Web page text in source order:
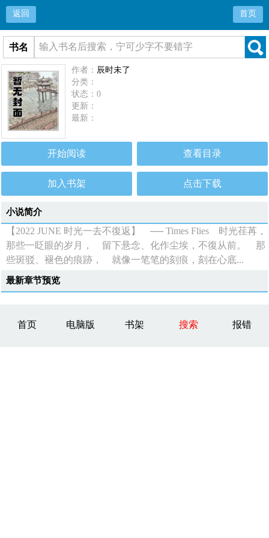
返回 首页
书名
作者： 辰时未了
分类：
状态：0
更新：
最新：
开始阅读 查看目录
加入书架 点击下载
小说简介
【2022 JUNE 时光一去不復返】 ── Times Flies 时光荏苒，
那些一眨眼的岁月， 留下悬念、化作尘埃，不復从前。 那
些斑驳、褪色的痕跡， 就像一笔笔的刻痕，刻在心底...
最新章节预览
首页 电脑版 书架 搜索 报错